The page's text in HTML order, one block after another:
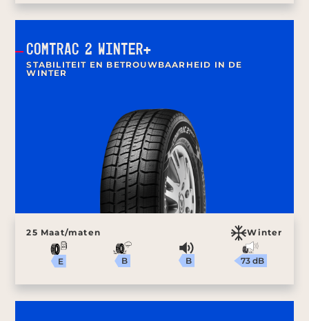
COMTRAC 2 WINTER+
STABILITEIT EN BETROUWBAARHEID IN DE
WINTER
25 Maat/maten Winter
E B B 73 dB